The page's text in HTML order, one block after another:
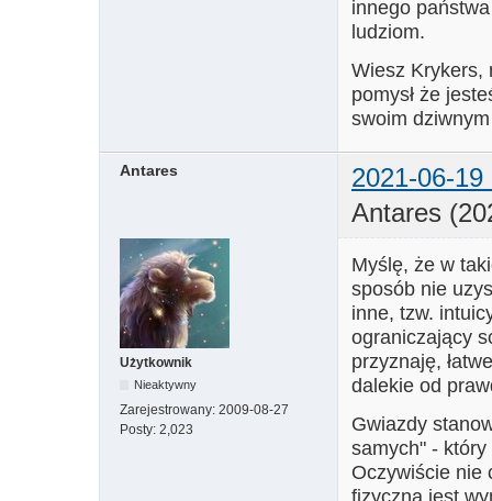
innego
ludziom.
Wiesz Krykers,
pomysł że
swoim
Antares
2021-06-19
Antares
Użytkownik
Nieaktywny
Zarejestrowany: 2009-08-27
Posty: 2,023
Myślę, że w
sposób nie
inne, tzw.
ograniczający
przyznaję,
dalekie od
Gwiazdy
samych" - który
Oczywiście nie
fizyczna jest